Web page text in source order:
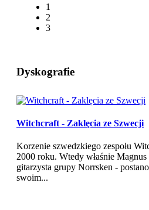
1
2
3
Dyskografie
Witchcraft - Zaklęcia ze Szwecji
Korzenie szwedzkiego zespołu
2000 roku. Wtedy właśnie Magnus
gitarzysta grupy Norrsken -
swoim...